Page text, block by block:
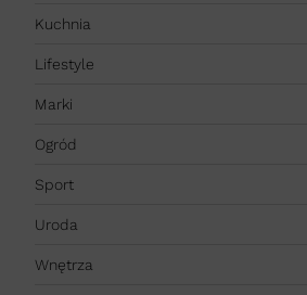
Kuchnia
Lifestyle
Marki
Ogród
Sport
Uroda
Wnętrza